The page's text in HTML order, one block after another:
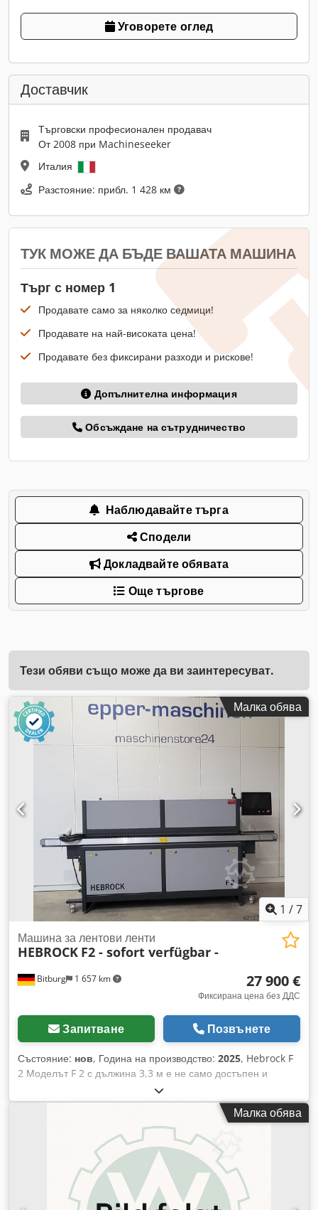
Уговорете оглед
Доставчик
Търговски професионален продавач
От 2008 при Machineseeker
Италия
Разстояние: прибл. 1 428 км
ТУК МОЖЕ ДА БЪДЕ ВАШАТА МАШИНА
Търг с номер 1
Продавате само за няколко седмици!
Продавате на най-високата цена!
Продавате без фиксирани разходи и рискове!
Допълнителна информация
Обсъждане на сътрудничество
Наблюдавайте търга
Сподели
Докладвайте обявата
Още търгове
Тези обяви също може да ви заинтересуват.
Малка обява
1 /7
Bitburg 1 657 km
Машина за лентови ленти
HEBROCK F2 - sofort verfügbar -
27 900 €
Фиксирана цена без ДДС
Запитване Позвънете
Състояние: нов, Година на производство: 2025, Hebrock F
2 Моделът F 2 с дължина 3,3 м е не само достъпен и
икономичен откъм пространство. Тя е оборудвана с всичко
необходимо за перфектна обработка на кантове още от
първия ден: снабдена с диамантени фрези за сглобяване,
които гарантират отлично подготвени детайли за
кантиране. Оборудването включва сглобяващ модул (до 2
мм дълбочина на фрезоване), горен бързонагряващ
лепилен контейнер, отрезна пила и комбинирана фреза.
По желание, F 2 може да бъде оборудвана и с площна
Малка обява